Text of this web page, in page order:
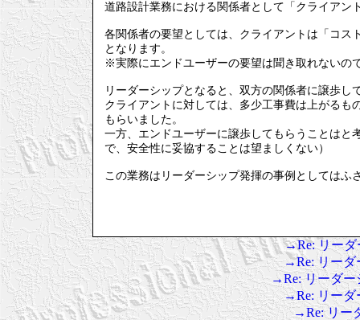
道路設計業務における関係者として「クライアン
各関係者の要望としては、クライアントは「コス
となります。
※実際にエンドユーザーの要望は聞き取れないの
リーダーシップとなると、双方の関係者に譲歩
クライアントに対しては、多少工事費は上がる
もらいました。
一方、エンドユーザーに譲歩してもらうことはと
で、安全性に妥協することは望ましくない）
この業務はリーダーシップ発揮の事例としては
→Re: リーダ
→Re: リーダ
→Re: リーダー
→Re: リーダ
→Re: リー